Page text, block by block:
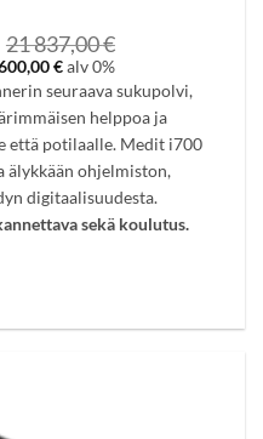
21 837,00€
€alv 0%
seuraava sukupolvi,
helppoa ja
että potilaalle. Medit i700
älykkään ohjelmiston,
digitaalisuudesta.
sekä koulutus.